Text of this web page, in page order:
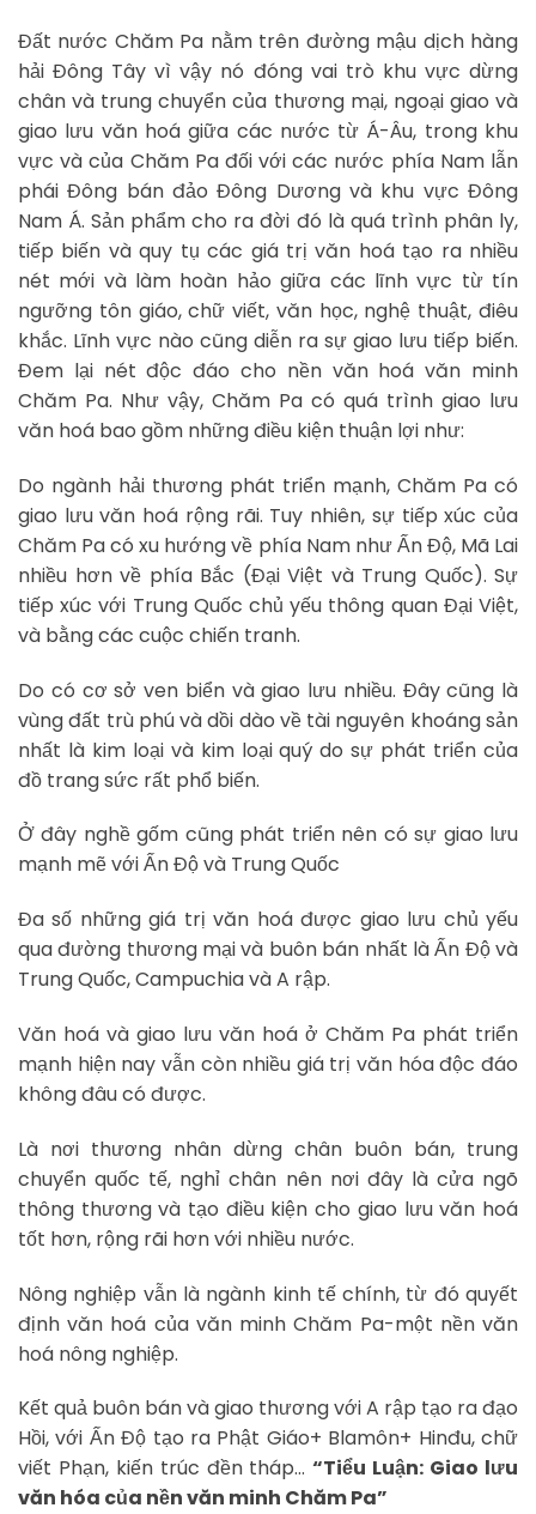
Đất nước Chăm Pa nằm trên đường mậu dịch hàng
hải Đông Tây vì vậy nó đóng vai trò khu vực dừng
chân và trung chuyển của thương mại, ngoại giao và
giao lưu văn hoá giữa các nước từ Á-Âu, trong khu
vực và của Chăm Pa đối với các nước phía Nam lẫn
phái Đông bán đảo Đông Dương và khu vực Đông
Nam Á. Sản phẩm cho ra đời đó là quá trình phân ly,
tiếp biến và quy tụ các giá trị văn hoá tạo ra nhiều
nét mới và làm hoàn hảo giữa các lĩnh vực từ tín
ngưỡng tôn giáo, chữ viết, văn học, nghệ thuật, điêu
khắc. Lĩnh vực nào cũng diễn ra sự giao lưu tiếp biến.
Đem lại nét độc đáo cho nền văn hoá văn minh
Chăm Pa. Như vậy, Chăm Pa có quá trình giao lưu
văn hoá bao gồm những điều kiện thuận lợi như:
Do ngành hải thương phát triển mạnh, Chăm Pa có
giao lưu văn hoá rộng rãi. Tuy nhiên, sự tiếp xúc của
Chăm Pa có xu hướng về phía Nam như Ấn Độ, Mã Lai
nhiều hơn về phía Bắc (Đại Việt và Trung Quốc). Sự
tiếp xúc với Trung Quốc chủ yếu thông quan Đại Việt,
và bằng các cuộc chiến tranh.
Do có cơ sở ven biển và giao lưu nhiều. Đây cũng là
vùng đất trù phú và dồi dào về tài nguyên khoáng sản
nhất là kim loại và kim loại quý do sự phát triển của
đồ trang sức rất phổ biến.
Ở đây nghề gốm cũng phát triển nên có sự giao lưu
mạnh mẽ với Ấn Độ và Trung Quốc
Đa số những giá trị văn hoá được giao lưu chủ yếu
qua đường thương mại và buôn bán nhất là Ấn Độ và
Trung Quốc, Campuchia và A rập.
Văn hoá và giao lưu văn hoá ở Chăm Pa phát triển
mạnh hiện nay vẫn còn nhiều giá trị văn hóa độc đáo
không đâu có được.
Là nơi thương nhân dừng chân buôn bán, trung
chuyển quốc tế, nghỉ chân nên nơi đây là cửa ngõ
thông thương và tạo điều kiện cho giao lưu văn hoá
tốt hơn, rộng rãi hơn với nhiều nước.
Nông nghiệp vẫn là ngành kinh tế chính, từ đó quyết
định văn hoá của văn minh Chăm Pa-một nền văn
hoá nông nghiệp.
Kết quả buôn bán và giao thương với A rập tạo ra đạo
Hồi, với Ấn Độ tạo ra Phật Giáo+ Blamôn+ Hinđu, chữ
viết Phạn, kiến trúc đền tháp…“Tiểu Luận: Giao lưu
văn hóa của nền văn minh Chăm Pa”